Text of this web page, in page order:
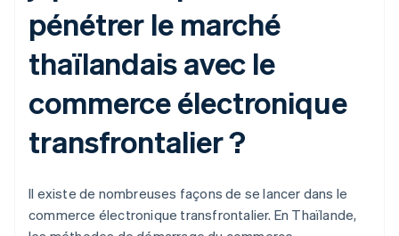
pénétrer le marché
thaïlandais avec le
commerce électronique
transfrontalier ?
Il existe de nombreuses façons de se lancer dans le
commerce électronique transfrontalier. En Thaïlande,